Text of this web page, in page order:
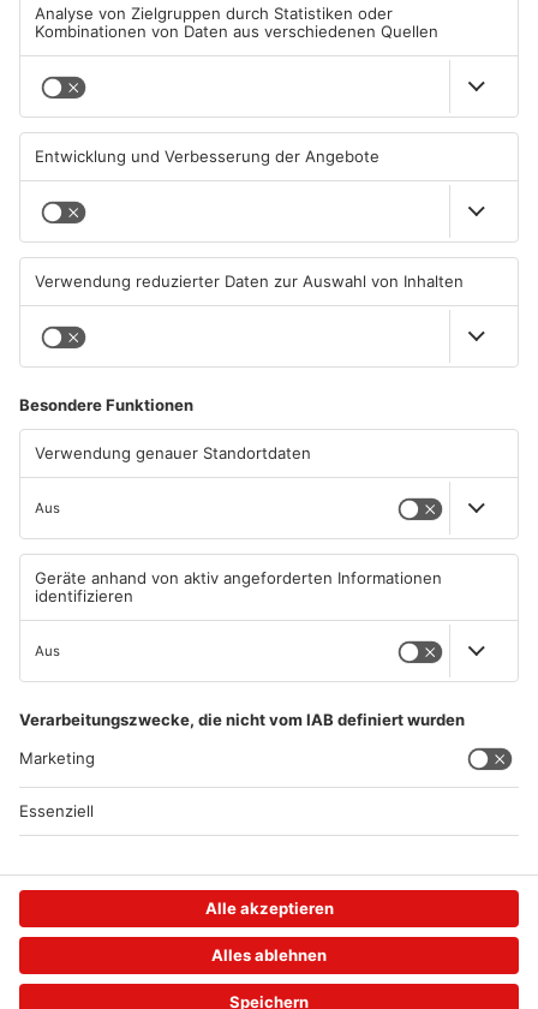
TOPNEWS
Schwimmbäder im
Primaveraland weisen teils
erhebliche Mängel auf
06.08.2026, 06:37 UHR IN
PRIMAVERALAND
TOPNEWS
Waldbrandgefahr im
Primaveraland bleibt
weiterhin sehr hoch